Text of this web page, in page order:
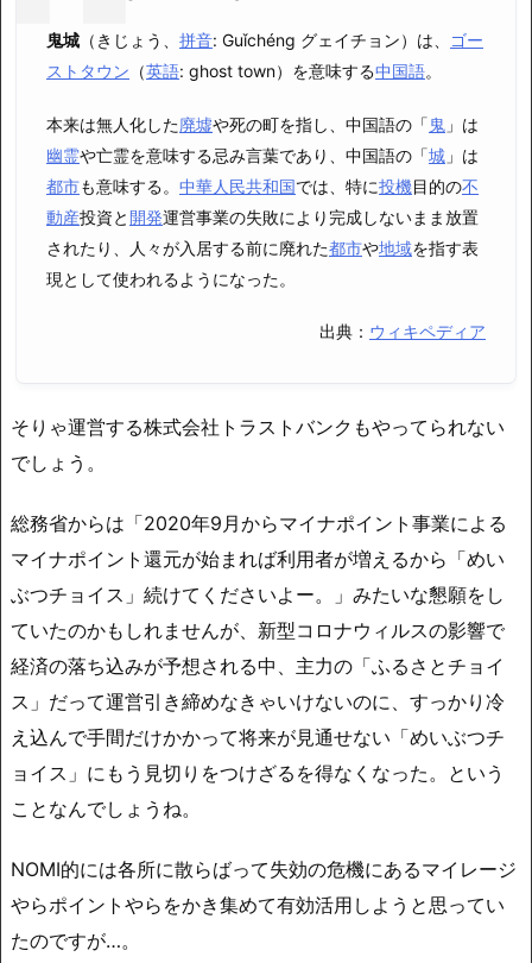
鬼城 （きじょう、 拼音: Guǐchéng グェイチョン）は、
ゴー
ストタウン （英語: ghost town）を意味する中国語。
本来は無人化した廃墟や死の町を指し、中国語の「鬼 」は
幽霊や亡霊を意味する忌み言葉であり、中国語の「城 」は
都市も意味する。 中華人民共和国では、特に投機目的の不
動産投資と 開発運営事業の失敗により完成しないまま放置
されたり、人々が入居する前に廃れた都市や地域を指す表
現として使われるようになった。
出典： ウィキペディア
そりゃ運営する株式会社トラストバンクもやってられない
でしょう。
総務省からは「2020年9月からマイナポイント事業による
マイナポイント還元が始まれば利用者が増えるから「めい
ぶつチョイス」続けてくださいよー。」みたいな懇願をし
ていたのかもしれませんが、新型コロナウィルスの影響で
経済の落ち込みが予想される中、主力の「ふるさとチョイ
ス」だって運営引き締めなきゃいけないのに、すっかり冷
え込んで手間だけかかって将来が見通せない「めいぶつチ
ョイス」にもう見切りをつけざるを得なくなった。という
ことなんでしょうね。
NOMI的には各所に散らばって失効の危機にあるマイレージ
やらポイントやらをかき集めて有効活用しようと思ってい
たのですが…。